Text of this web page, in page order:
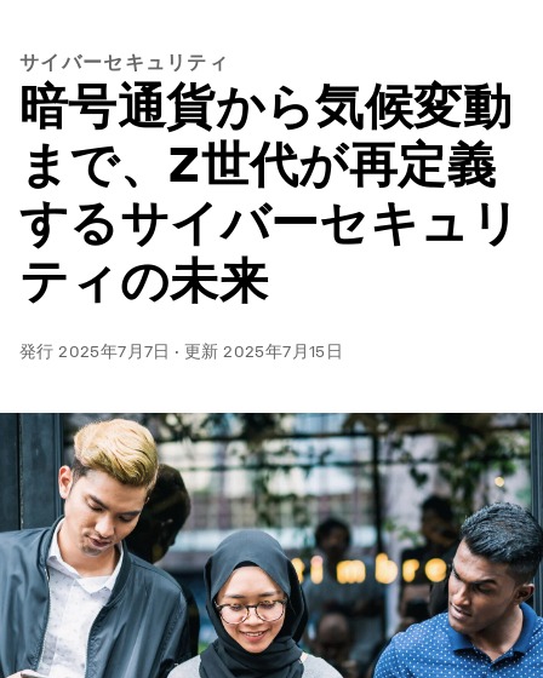
サイバーセキュリティ
暗号通貨から気候変動
まで、Z世代が再定義
するサイバーセキュリ
ティの未来
発行2025年7月7日 ·更新2025年7月15日